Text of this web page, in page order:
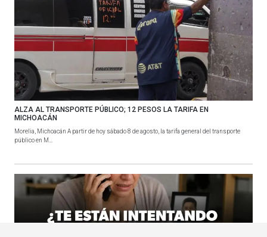
ALZA AL TRANSPORTE PÚBLICO; 12 PESOS LA TARIFA EN
MICHOACÁN
Morelia, Michoacán A partir de hoy sábado 8 de agosto, la tarifa general del transporte
público en M...